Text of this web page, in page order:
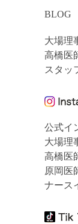
BLOG
大場理
高橋医
スタッ
公式イ
大場理
高橋医
原岡医
ナース